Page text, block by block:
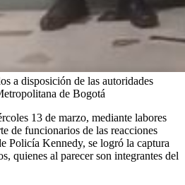
a disposición de las autoridades
de Bogotá
13 de marzo, mediante labores
de funcionarios de las reacciones
Policía Kennedy, se logró la captura
quienes al parecer son integrantes del